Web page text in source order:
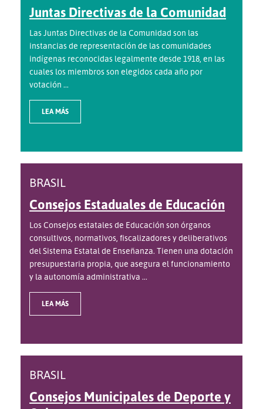
Juntas Directivas de la Comunidad
Las Juntas Directivas de la Comunidad son las
instancias de representación de las comunidades
indígenas reconocidas legalmente desde 1918, en las
cuales los miembros son elegidos cada año por
votación ...
LEA MÁS
BRASIL
Consejos Estaduales de Educación
Los Consejos estatales de Educación son órganos
consultivos, normativos, fiscalizadores y deliberativos
del Sistema Estatal de Enseñanza. Tienen una dotación
presupuestaria propia, que asegura el funcionamiento
y la autonomía administrativa ...
LEA MÁS
BRASIL
Consejos Municipales de Deporte y